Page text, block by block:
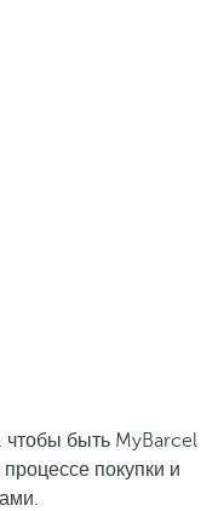
чтобы быть MyBarcel
покупки и